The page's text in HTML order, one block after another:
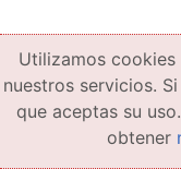
Utilizamos
nuestros servicios.
que aceptas su
obtener